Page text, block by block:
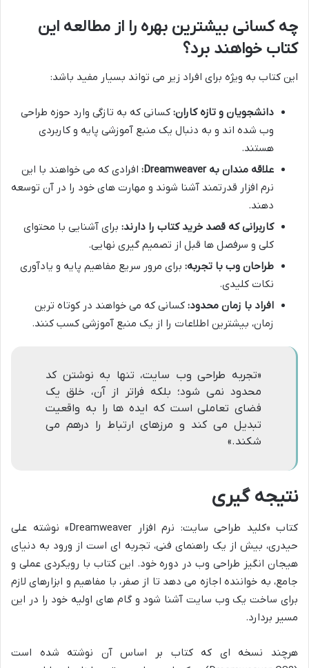
چه کسانی بیشترین بهره را از مطالعه این
کتاب خواهند برد؟
این کتاب به ویژه برای افراد زیر می تواند بسیار مفید باشد:
دانشجویان و تازه کاران: کسانی که به تازگی وارد حوزه طراحی
وب شده اند و به دنبال یک منبع آموزشی پایه و کاربردی
هستند.
علاقه مندان به Dreamweaver:
افرادی که می خواهند با این
نرم افزار قدرتمند آشنا شوند و مهارت های خود را در آن توسعه
دهند.
کاربرانی که قصد خرید کتاب را دارند: برای آشنایی با محتوای
کلی و سرفصل ها قبل از تصمیم گیری نهایی.
طراحان وب با تجربه: برای مرور سریع مفاهیم پایه و یادآوری
نکات کلیدی.
افراد با زمان محدود: کسانی که می خواهند در کوتاه ترین
زمان، بیشترین اطلاعات را از یک منبع آموزشی کسب کنند.
«تجربه طراحی وب سایت، تنها به نوشتن کد
محدود نمی شود؛ بلکه فراتر از آن، خلق یک
فضای تعاملی است که ایده ها را به واقعیت
تبدیل می کند و مرزهای ارتباط را درهم می
شکند.»
نتیجه گیری
کتاب «کلید طراحی سایت: نرم افزار Dreamweaver» نوشته علی
حیدری، بیش از یک راهنمای فنی، تجربه ای است از ورود به دنیای
هیجان انگیز طراحی وب در دوره خود. این کتاب با رویکردی عملی و
جامع، به خواننده اجازه می دهد تا از صفر، با مفاهیم و ابزارهای لازم
برای ساخت یک وب سایت آشنا شود و گام های اولیه خود را در این
مسیر بردارد.
هرچند نسخه ای که کتاب بر اساس آن نوشته شده است